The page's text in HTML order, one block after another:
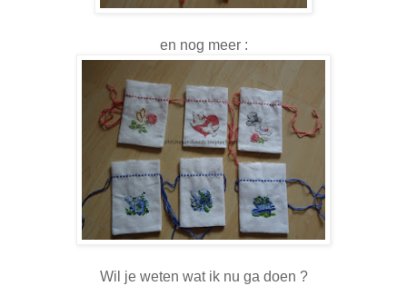
en nog meer :
Wil je weten wat ik nu ga doen ?